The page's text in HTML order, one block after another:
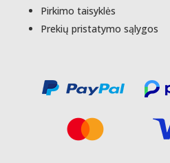
Pirkimo taisyklės
Prekių pristatymo sąlygos